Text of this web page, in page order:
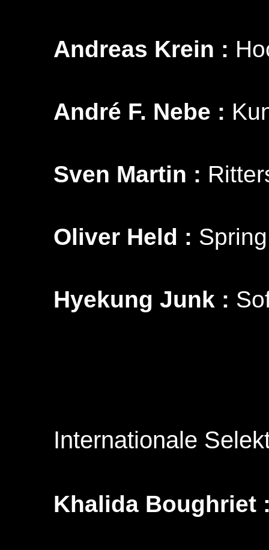
Andreas Krein :
André F. Nebe :
Sven Martin :
Oliver Held :
Hyekung Junk :
Internationale
Khalida Boughriet